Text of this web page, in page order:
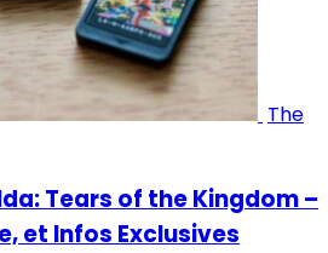
The
Tears of the Kingdom –
et Infos Exclusives